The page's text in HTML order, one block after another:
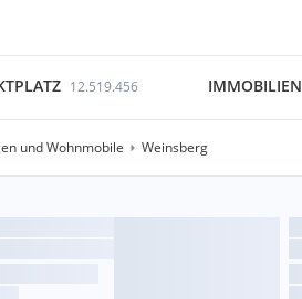
12.519.456 IMMOBILIEN
und Wohnmobile Weinsberg